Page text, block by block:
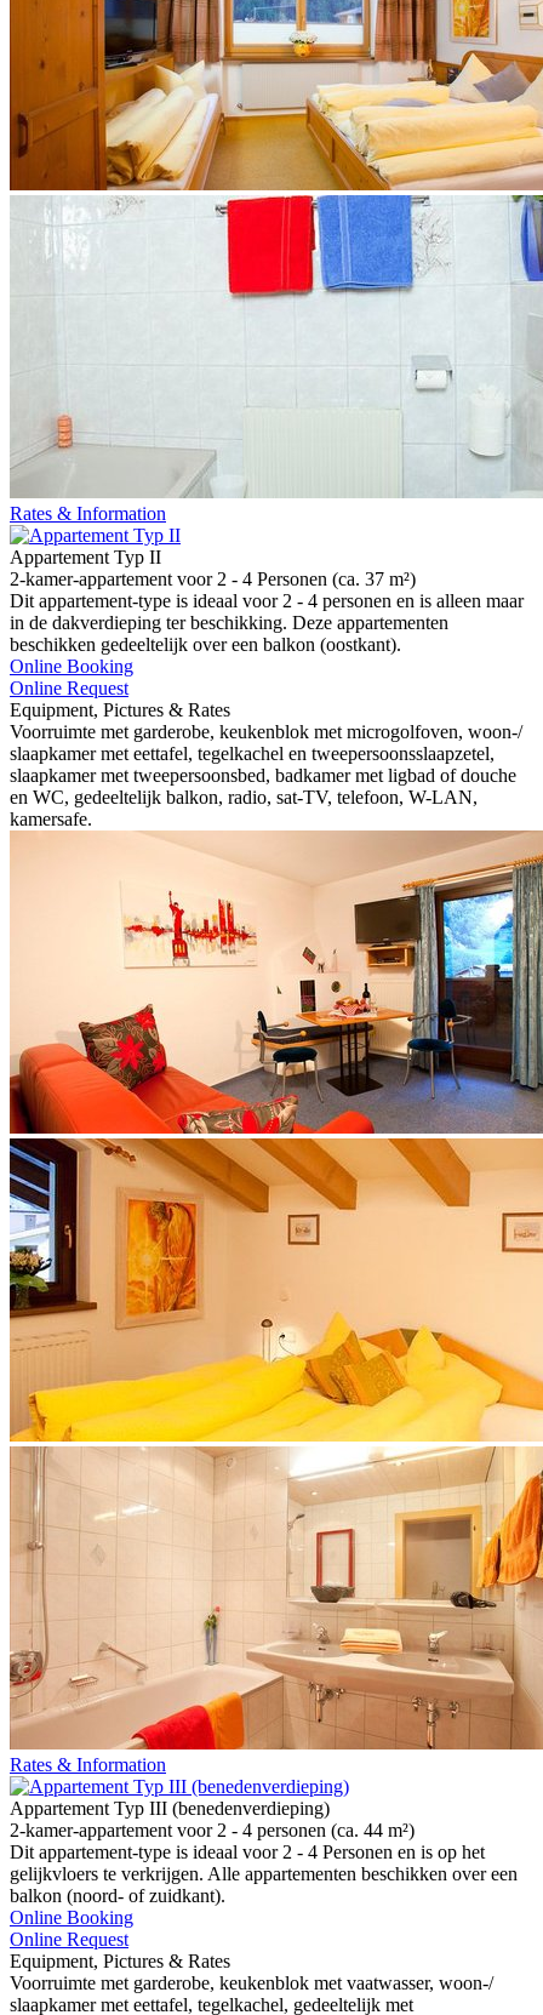
Rates & Information
Appartement Typ II
2-kamer-appartement voor 2 - 4 Personen (ca. 37 m²)
Dit appartement-type is ideaal voor 2 - 4 personen en is alleen maar
in de dakverdieping ter beschikking. Deze appartementen
beschikken gedeeltelijk over een balkon (oostkant).
Online Booking
Online Request
Equipment, Pictures & Rates
Voorruimte met garderobe, keukenblok met microgolfoven, woon-/
slaapkamer met eettafel, tegelkachel en tweepersoonsslaapzetel,
slaapkamer met tweepersoonsbed, badkamer met ligbad of douche
en WC, gedeeltelijk balkon, radio, sat-TV, telefoon, W-LAN,
kamersafe.
Rates & Information
Appartement Typ III (benedenverdieping)
2-kamer-appartement voor 2 - 4 personen (ca. 44 m²)
Dit appartement-type is ideaal voor 2 - 4 Personen en is op het
gelijkvloers te verkrijgen. Alle appartementen beschikken over een
balkon (noord- of zuidkant).
Online Booking
Online Request
Equipment, Pictures & Rates
Voorruimte met garderobe, keukenblok met vaatwasser, woon-/
slaapkamer met eettafel, tegelkachel, gedeeltelijk met